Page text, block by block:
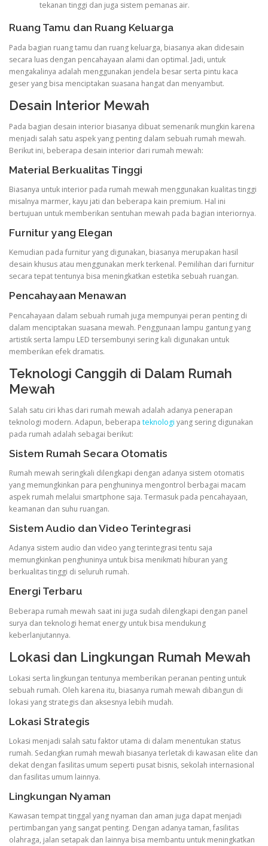
tekanan tinggi dan juga sistem pemanas air.
Ruang Tamu dan Ruang Keluarga
Pada bagian ruang tamu dan ruang keluarga, biasanya akan didesain
secara luas dengan pencahayaan alami dan optimal. Jadi, untuk
mengakalinya adalah menggunakan jendela besar serta pintu kaca
geser yang bisa menciptakan suasana hangat dan menyambut.
Desain Interior Mewah
Pada bagian desain interior biasanya dibuat semenarik mungkin karena
menjadi salah satu aspek yang penting dalam sebuah rumah mewah.
Berikut ini, beberapa desain interior dari rumah mewah:
Material Berkualitas Tinggi
Biasanya untuk interior pada rumah mewah menggunakan kualitas tinggi
misalnya marmer, kayu jati dan beberapa kain premium. Hal ini
bertujuan untuk memberikan sentuhan mewah pada bagian interiornya.
Furnitur yang Elegan
Kemudian pada furnitur yang digunakan, biasanya merupakan hasil
desain khusus atau menggunakan merk terkenal. Pemilihan dari furnitur
secara tepat tentunya bisa meningkatkan estetika sebuah ruangan.
Pencahayaan Menawan
Pencahayaan dalam sebuah rumah juga mempunyai peran penting di
dalam menciptakan suasana mewah. Penggunaan lampu gantung yang
artistik serta lampu LED tersembunyi sering kali digunakan untuk
memberikan efek dramatis.
Teknologi Canggih di Dalam Rumah
Mewah
Salah satu ciri khas dari rumah mewah adalah adanya penerapan
teknologi modern. Adapun, beberapa teknologi yang sering digunakan
pada rumah adalah sebagai berikut:
Sistem Rumah Secara Otomatis
Rumah mewah seringkali dilengkapi dengan adanya sistem otomatis
yang memungkinkan para penghuninya mengontrol berbagai macam
aspek rumah melalui smartphone saja. Termasuk pada pencahayaan,
keamanan dan suhu ruangan.
Sistem Audio dan Video Terintegrasi
Adanya sistem audio dan video yang terintegrasi tentu saja
memungkinkan penghuninya untuk bisa menikmati hiburan yang
berkualitas tinggi di seluruh rumah.
Energi Terbaru
Beberapa rumah mewah saat ini juga sudah dilengkapi dengan panel
surya dan teknologi hemat energy untuk bisa mendukung
keberlanjutannya.
Lokasi dan Lingkungan Rumah Mewah
Lokasi serta lingkungan tentunya memberikan peranan penting untuk
sebuah rumah. Oleh karena itu, biasanya rumah mewah dibangun di
lokasi yang strategis dan aksesnya lebih mudah.
Lokasi Strategis
Lokasi menjadi salah satu faktor utama di dalam menentukan status
rumah. Sedangkan rumah mewah biasanya terletak di kawasan elite dan
dekat dengan fasilitas umum seperti pusat bisnis, sekolah internasional
dan fasilitas umum lainnya.
Lingkungan Nyaman
Kawasan tempat tinggal yang nyaman dan aman juga dapat menjadi
pertimbangan yang sangat penting. Dengan adanya taman, fasilitas
olahraga, jalan setapak dan lainnya bisa membantu untuk meningkatkan